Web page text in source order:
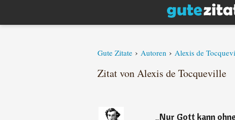
Gute Zitate › Autoren › Alexis de
Zitat von Alexis de Tocqueville
„Nur Gott kann